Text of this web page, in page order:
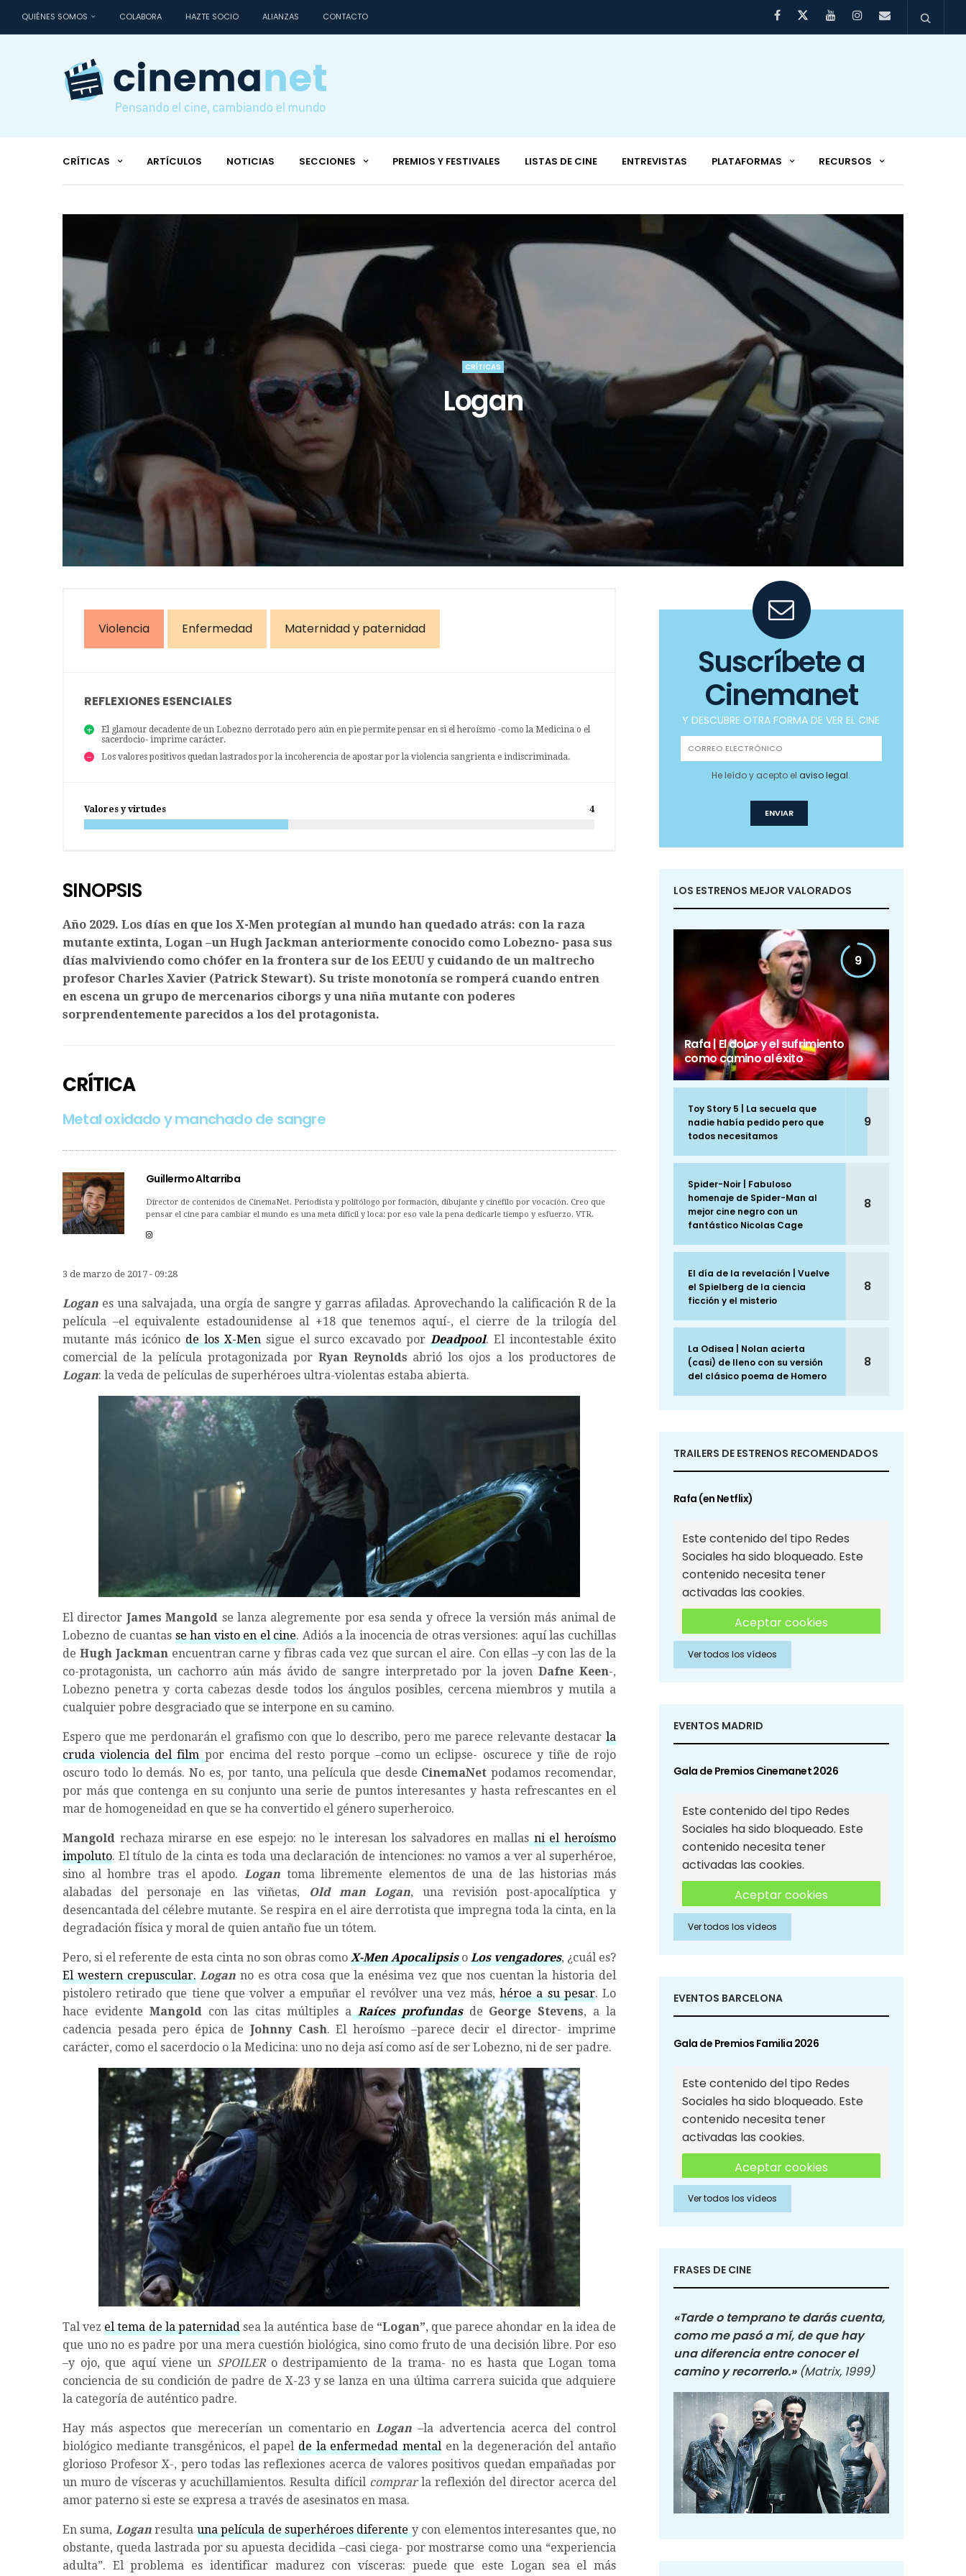
QUIÉNES SOMOS COLABORA HAZTE SOCIO ALIANZAS CONTACTO
CRÍTICAS ARTÍCULOS NOTICIAS SECCIONES PREMIOS Y FESTIVALES LISTAS DE CINE ENTREVISTAS PLATAFORMAS RECURSOS
CRÍTICAS
Logan
Violencia Enfermedad Maternidad y paternidad
REFLEXIONES ESENCIALES
El glamour decadente de un Lobezno derrotado pero aún en pie permite pensar en si el heroísmo -como la Medicina o el
sacerdocio- imprime carácter.
Los valores positivos quedan lastrados por la incoherencia de apostar por la violencia sangrienta e indiscriminada.
Valores y virtudes 4
SINOPSIS
Año 2029. Los días en que los X-Men protegían al mundo han quedado atrás: con la raza
mutante extinta, Logan –un Hugh Jackman anteriormente conocido como Lobezno- pasa sus
días malviviendo como chófer en la frontera sur de los EEUU y cuidando de un maltrecho
profesor Charles Xavier (Patrick Stewart). Su triste monotonía se romperá cuando entren
en escena un grupo de mercenarios ciborgs y una niña mutante con poderes
sorprendentemente parecidos a los del protagonista.
CRÍTICA
Metal oxidado y manchado de sangre
Guillermo Altarriba
Director de contenidos de CinemaNet. Periodista y politólogo por formación, dibujante y cinéfilo por vocación. Creo que
pensar el cine para cambiar el mundo es una meta difícil y loca: por eso vale la pena dedicarle tiempo y esfuerzo. VTR.
3 de marzo de 2017 - 09:28
Logan es una salvajada, una orgía de sangre y garras afiladas. Aprovechando la calificación R de la
película –el equivalente estadounidense al +18 que tenemos aquí-, el cierre de la trilogía del
mutante más icónico de los X-Mensigue el surco excavado porDeadpool. El incontestable éxito
comercial de la película protagonizada por Ryan Reynolds abrió los ojos a los productores de
Logan: la veda de películas de superhéroes ultra-violentas estaba abierta.
El director James Mangold se lanza alegremente por esa senda y ofrece la versión más animal de
Lobezno de cuantas se han visto en el cine. Adiós a la inocencia de otras versiones: aquí las cuchillas
de Hugh Jackmanencuentran carne y fibras cada vez que surcan el aire. Con ellas –y con las de la
co-protagonista, un cachorro aún más ávido de sangre interpretado por la jovenDafne Keen-,
Lobezno penetra y corta cabezas desde todos los ángulos posibles, cercena miembros y mutila a
cualquier pobre desgraciado que se interpone en su camino.
Espero que me perdonarán el grafismo con que lo describo, pero me parece relevante destacar la
cruda violencia del filmpor encima del resto porque –como un eclipse- oscurece y tiñe de rojo
oscuro todo lo demás. No es, por tanto, una película que desde CinemaNet podamos recomendar,
por más que contenga en su conjunto una serie de puntos interesantes y hasta refrescantes en el
mar de homogeneidad en que se ha convertido el género superheroico.
Mangold rechaza mirarse en ese espejo: no le interesan los salvadores en mallasni el heroísmo
impoluto. El título de la cinta es toda una declaración de intenciones: no vamos a ver al superhéroe,
sino al hombre tras el apodo. Logan toma libremente elementos de una de las historias más
alabadas del personaje en las viñetas,
Old man Logan, una revisión post-apocalíptica y
desencantada del célebre mutante. Se respira en el aire derrotista que impregna toda la cinta, en la
degradación física y moral de quien antaño fue un tótem.
Pero, si el referente de esta cinta no son obras como X-Men Apocalipsis o Los vengadores, ¿cuál es?
El western crepuscular. Logan no es otra cosa que la enésima vez que nos cuentan la historia del
pistolero retirado que tiene que volver a empuñar el revólver una vez más,héroe a su pesar. Lo
hace evidente Mangold con las citas múltiples a Raíces profundasde George Stevens, a la
cadencia pesada pero épica deJohnny Cash. El heroísmo –parece decir el director- imprime
carácter, como el sacerdocio o la Medicina: uno no deja así como así de ser Lobezno, ni de ser padre.
Tal vez el tema de la paternidad sea la auténtica base de “Logan”, que parece ahondar en la idea de
que uno no es padre por una mera cuestión biológica, sino como fruto de una decisión libre. Por eso
–y ojo, que aquí viene un SPOILERo destripamiento de la trama- no es hasta que Logan toma
conciencia de su condición de padre de X-23 y se lanza en una última carrera suicida que adquiere
la categoría de auténtico padre.
Hay más aspectos que merecerían un comentario en Logan –la advertencia acerca del control
biológico mediante transgénicos, el papel de la enfermedad mental en la degeneración del antaño
glorioso Profesor X-, pero todas las reflexiones acerca de valores positivos quedan empañadas por
un muro de vísceras y acuchillamientos. Resulta difícil comprarla reflexión del director acerca del
amor paterno si este se expresa a través de asesinatos en masa.
En suma, Loganresulta una película de superhéroes diferente y con elementos interesantes que, no
obstante, queda lastrada por su apuesta decidida –casi ciega- por mostrarse como una “experiencia
adulta”. El problema es identificar madurez con vísceras: puede que este Logan sea el más
Suscríbete a
Cinemanet
Y DESCUBRE OTRA FORMA DE VER EL CINE
He leído y acepto elaviso legal.
LOS ESTRENOS MEJOR VALORADOS
9
Rafa | El dolor y el sufrimiento
como camino al éxito
Toy Story 5 | La secuela que
nadie había pedido pero que
todos necesitamos
9
Spider-Noir | Fabuloso
homenaje de Spider-Man al
mejor cine negro con un
fantástico Nicolas Cage
8
El día de la revelación | Vuelve
el Spielberg de la ciencia
ficción y el misterio
8
La Odisea | Nolan acierta
(casi) de lleno con su versión
del clásico poema de Homero
8
TRAILERS DE ESTRENOS RECOMENDADOS
Rafa (en Netflix)
Este contenido del tipo Redes
Sociales ha sido bloqueado. Este
contenido necesita tener
activadas las cookies.
Aceptar cookies
Aceptar cookies de Redes
Sociales
Ver todos los vídeos
EVENTOS MADRID
Gala de Premios Cinemanet 2026
Este contenido del tipo Redes
Sociales ha sido bloqueado. Este
contenido necesita tener
activadas las cookies.
Aceptar cookies
Aceptar cookies de Redes
Sociales
Ver todos los vídeos
EVENTOS BARCELONA
Gala de Premios Familia 2026
Este contenido del tipo Redes
Sociales ha sido bloqueado. Este
contenido necesita tener
activadas las cookies.
Aceptar cookies
Aceptar cookies de Redes
Sociales
Ver todos los vídeos
FRASES DE CINE
«Tarde o temprano te darás cuenta,
como me pasó a mí, de que hay
una diferencia entre conocer el
camino y recorrerlo.» (Matrix, 1999)